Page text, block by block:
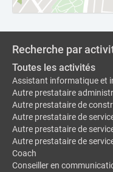
Recherche par
Toutes les activités
Assistant informatique et
Autre prestataire
Autre prestataire de
Autre prestataire de
Autre prestataire de
Autre prestataire de
Coach
Conseiller en